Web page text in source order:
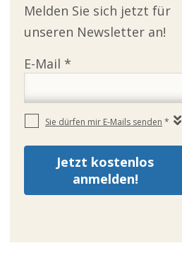
Melden Sie sich jetzt für
unseren Newsletter an!